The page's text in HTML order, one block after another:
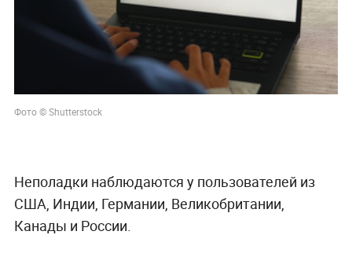
Фото © Shutterstock
Неполадки наблюдаются у пользователей из
CША, Индии, Германии, Великобритании,
Канады и России.